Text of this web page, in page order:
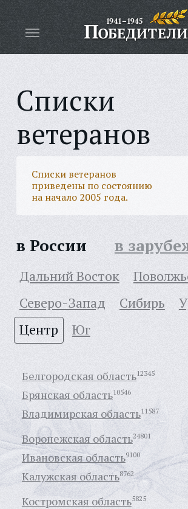
Списки
ветеранов
Списки ветеранов
приведены по состоянию
на начало 2005 года.
в России в
Дальний Восток
Северо-Запад
Сибирь
Центр
Юг
Белгородская область12345
Брянская область10546
Владимирская область11587
Воронежская область24801
Ивановская область9100
Калужская область8762
Костромская область5825